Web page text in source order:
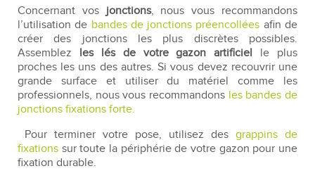
Concernant vos jonctions, nous vous recommandons
l’utilisation de bandes de jonctions préencollées afin de
créer des jonctions les plus discrètes possibles.
Assemblez les lés de votre gazon artificiel le plus
proches les uns des autres. Si vous devez recouvrir une
grande surface et utiliser du matériel comme les
professionnels, nous vous recommandons les bandes de
jonctions fixations forte.
Pour terminer votre pose, utilisez des grappins de
fixations sur toute la périphérie de votre gazon pour une
fixation durable.